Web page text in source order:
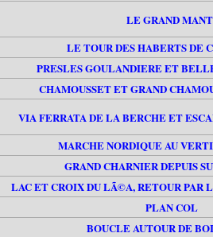
LE GRAND
LE TOUR DES HABERTS DE
PRESLES GOULANDIERE ET
CHAMOUSSET ET GRAND
VIA FERRATA DE LA BERCHE ET
MARCHE NORDIQUE AU
GRAND CHARNIER DEPUIS
LAC ET CROIX DU LÃ©A, RETOUR PAR
PLAN COL
BOUCLE AUTOUR DE